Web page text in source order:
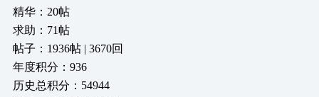
精华：20帖
求助：71帖
帖子：1936帖 | 3670回
年度积分：936
历史总积分：54944